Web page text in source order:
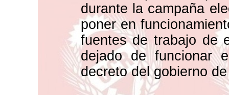
durante la campaña
poner en
fuentes de trabajo de
dejado de funcionar
decreto del gobierno